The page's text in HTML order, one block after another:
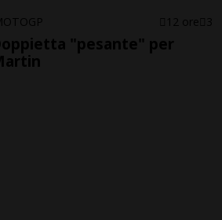
12 ore 3
"pesante" per